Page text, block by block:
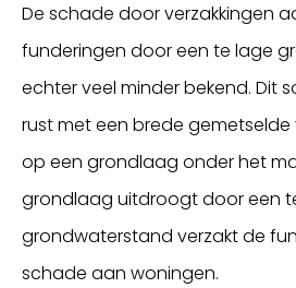
De schade door verzakkingen
funderingen door een te lage
echter veel minder bekend. Dit
rust met een brede
op een grondlaag onder het
grondlaag uitdroogt door een
grondwaterstand verzakt de
schade aan woningen.